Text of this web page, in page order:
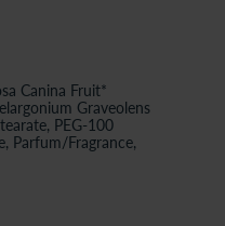
Canina Fruit*
Graveolens
PEG-100
Parfum/Fragrance,